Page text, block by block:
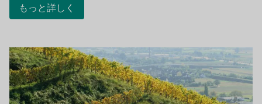
もっと詳しく